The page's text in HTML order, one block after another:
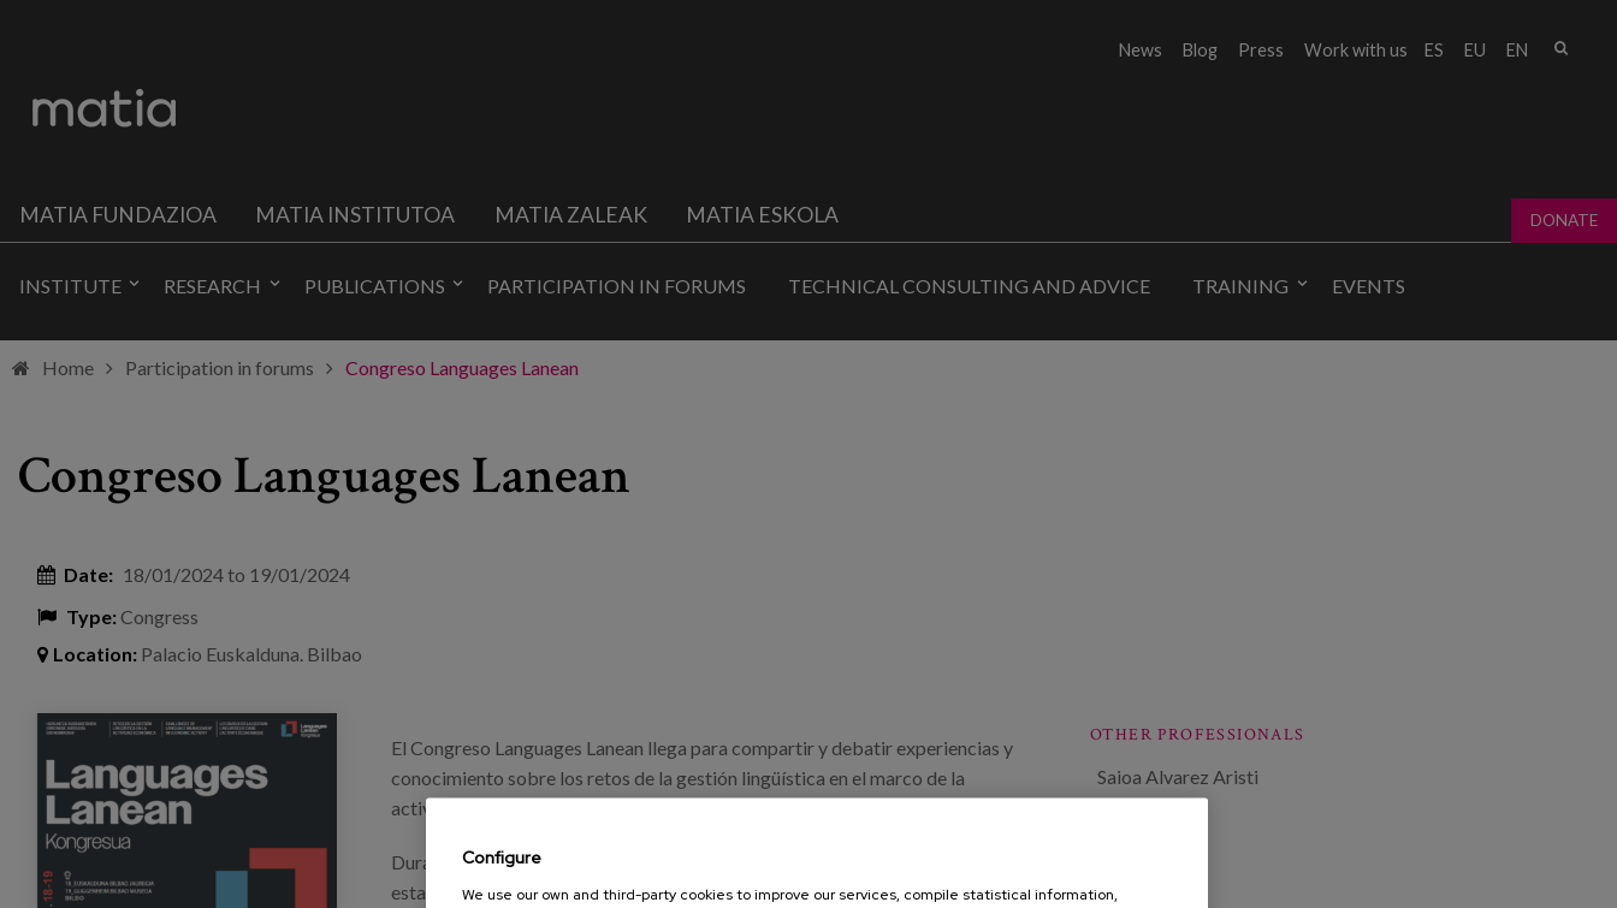
ES EU EN
News Blog Press Work with us
MATIA FUNDAZIOA MATIA INSTITUTOA MATIA ZALEAK MATIA ESKOLA DONATE
INSTITUTE RESEARCH PUBLICATIONS PARTICIPATION IN FORUMS TECHNICAL CONSULTING AND ADVICE TRAINING EVENTS
Home Participation in forums Congreso Languages Lanean
Congreso Languages Lanean
Date: 18/01/2024to 19/01/2024
Type:Congress
Location: Palacio Euskalduna. Bilbao
languages_lanean_participacionenforos.pngEl Congreso Languages Lanean llega para compartir y debatir experiencias y
conocimiento sobre los retos de la gestión lingüística en el marco de la
actividad económica.
Durante la cita veremos cómo dotar de su espacio a cada idioma, cómo
establecer una convivencia adecuada entre lenguas, cómo medir el valor
OTHER PROFESSIONALS
Saioa Alvarez Aristi
Configure
We use our own and third-party cookies to improve our services, compile statistical information,